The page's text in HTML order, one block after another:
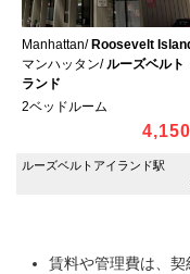
Manhattan/ Roosevelt
マンハッタン/ルーズベルト
ランド
2ベッドルーム
4,150
ルーズベルトアイランド駅
賃料や管理費は、